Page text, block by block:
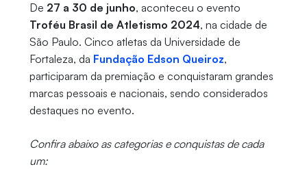
De 27 a 30 de junho, aconteceu o evento
Troféu Brasil de Atletismo 2024, na cidade de
São Paulo. Cinco atletas da Universidade de
Fortaleza, da Fundação Edson Queiroz,
participaram da premiação e conquistaram grandes
marcas pessoais e nacionais, sendo considerados
destaques no evento.
Confira abaixo as categorias e conquistas de cada
um: